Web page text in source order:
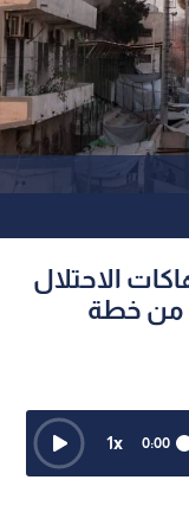
الاحتلال
من خطة
0:00
1x